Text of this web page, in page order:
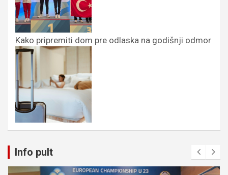
Kako pripremiti dom pre odlaska na godišnji odmor
Info pult